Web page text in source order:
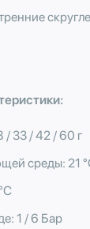
/ 33 / 42 / 60 г
среды: 21
1 / 6 Бар